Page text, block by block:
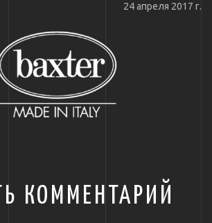
24 апреля 2017 г.
КОММЕНТАРИЙ